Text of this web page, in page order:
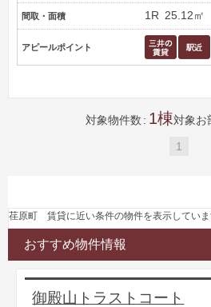
間取・面積 1R 25.12㎡
アピールポイント
対象物件数 1 対象お
1
荏原町 賃貸に近い条件の物件を表示していま
おすすめ物件情報
御殿山トラストコート